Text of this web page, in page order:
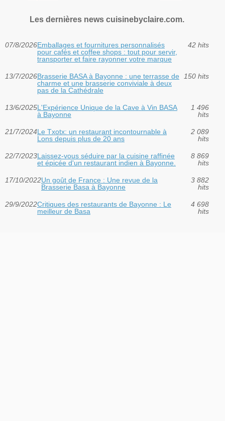
Les dernières news cuisinebyclaire.com.
07/8/2026Emballages et fournitures personnalisés
pour cafés et coffee shops : tout pour servir,
transporter et faire rayonner votre marque
42 hits
13/7/2026Brasserie BASA à Bayonne : une terrasse de
charme et une brasserie conviviale à deux
pas de la Cathédrale
150 hits
13/6/2025L'Expérience Unique de la Cave à Vin BASA
à Bayonne
1 496
hits
21/7/2024Le Txotx: un restaurant incontournable à
Lons depuis plus de 20 ans
2 089
hits
22/7/2023Laissez-vous séduire par la cuisine raffinée
et épicée d'un restaurant indien à Bayonne.
8 869
hits
17/10/2022Un goût de France : Une revue de la
Brasserie Basa à Bayonne
3 882
hits
29/9/2022Critiques des restaurants de Bayonne : Le
meilleur de Basa
4 698
hits